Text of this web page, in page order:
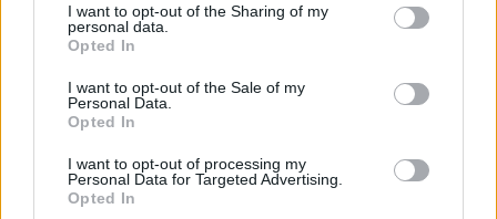
not limited to your visit or usage behaviour. You may click to
grant or deny consent to Google and its third-party tags to
use your data for below specified purposes in below Google
consent section.
I want to opt-out of the Sharing of my
personal data.
Opted In
I want to opt-out of the Sale of my
Personal Data.
Opted In
I want to opt-out of processing my
Personal Data for Targeted Advertising.
Opted In
Belváros-Lipótváros
játszótér